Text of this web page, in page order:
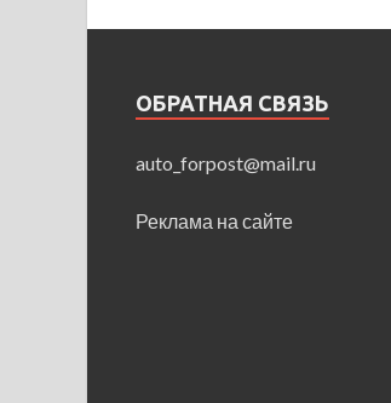
ОБРАТНАЯ СВЯЗЬ
auto_forpost@mail.ru
Реклама на сайте